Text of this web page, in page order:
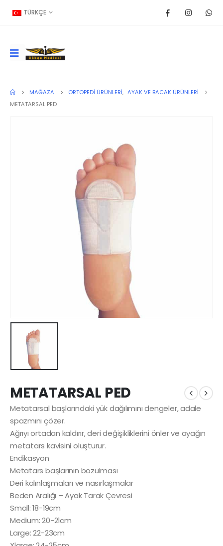
TÜRKÇE
MAĞAZA ORTOPEDI ÜRÜNLERI, AYAK VE BACAK ÜRÜNLERI
METATARSAL PED
METATARSAL PED
Metatarsal başlarındaki yük dağılımını dengeler, adale
spazmını çözer.
Ağrıyı ortadan kaldırır, deri değişikliklerini önler ve ayağın
metatars kavisini oluşturur.
Endikasyon
Metatars başlarının bozulması
Deri kalınlaşmaları ve nasırlaşmalar
Beden Aralığı – Ayak Tarak Çevresi
Small: 18-19cm
Medium: 20-21cm
Large: 22-23cm